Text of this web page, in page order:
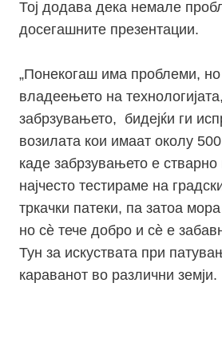
Тој додава дека немале
досегашните презентации.
„Понекогаш има проблеми,
владеењето на
забрзувањето, бидејќи ги
возилата кои имаат околу
каде забрзувањето е
најчесто тестираме на
тркачки патеки, па затоа
но сѐ тече добро и сѐ е
Тун за искуствата при
караванот во различни земји.